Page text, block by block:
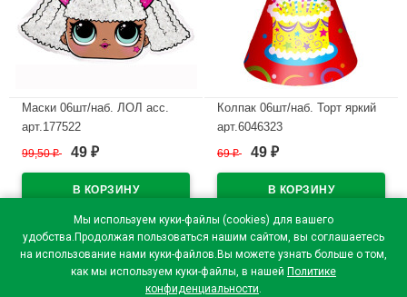
Мы используем куки-файлы (cookies) для вашего
удобства.Продолжая пользоваться нашим сайтом, вы соглашаетесь
на использование нами куки-файлов.Вы можете узнать больше о том,
как мы используем куки-файлы, в нашей Политике
конфиденциальности.
Маски 06шт/наб. ЛОЛ асс.
арт.177522
В наличии
99,50₽ 49 ₽
Колпак 06шт/наб. Торт яркий
арт.6046323
В наличии
69₽ 49 ₽